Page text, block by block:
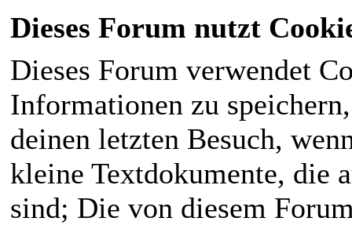
Dieses Forum nutzt
Dieses Forum verwendet
Informationen zu
deinen letzten Besuch,
kleine Textdokumente, die
sind; Die von diesem